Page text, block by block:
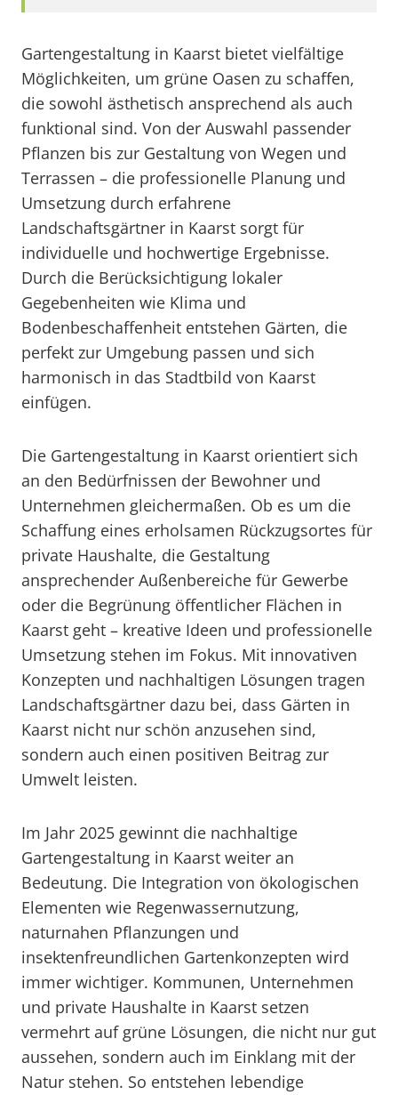
Gartengestaltung in Kaarst bietet vielfältige
Möglichkeiten, um grüne Oasen zu schaffen,
die sowohl ästhetisch ansprechend als auch
funktional sind. Von der Auswahl passender
Pflanzen bis zur Gestaltung von Wegen und
Terrassen – die professionelle Planung und
Umsetzung durch erfahrene
Landschaftsgärtner in Kaarst sorgt für
individuelle und hochwertige Ergebnisse.
Durch die Berücksichtigung lokaler
Gegebenheiten wie Klima und
Bodenbeschaffenheit entstehen Gärten, die
perfekt zur Umgebung passen und sich
harmonisch in das Stadtbild von Kaarst
einfügen.
Die Gartengestaltung in Kaarst orientiert sich
an den Bedürfnissen der Bewohner und
Unternehmen gleichermaßen. Ob es um die
Schaffung eines erholsamen Rückzugsortes für
private Haushalte, die Gestaltung
ansprechender Außenbereiche für Gewerbe
oder die Begrünung öffentlicher Flächen in
Kaarst geht – kreative Ideen und professionelle
Umsetzung stehen im Fokus. Mit innovativen
Konzepten und nachhaltigen Lösungen tragen
Landschaftsgärtner dazu bei, dass Gärten in
Kaarst nicht nur schön anzusehen sind,
sondern auch einen positiven Beitrag zur
Umwelt leisten.
Im Jahr 2025 gewinnt die nachhaltige
Gartengestaltung in Kaarst weiter an
Bedeutung. Die Integration von ökologischen
Elementen wie Regenwassernutzung,
naturnahen Pflanzungen und
insektenfreundlichen Gartenkonzepten wird
immer wichtiger. Kommunen, Unternehmen
und private Haushalte in Kaarst setzen
vermehrt auf grüne Lösungen, die nicht nur gut
aussehen, sondern auch im Einklang mit der
Natur stehen. So entstehen lebendige